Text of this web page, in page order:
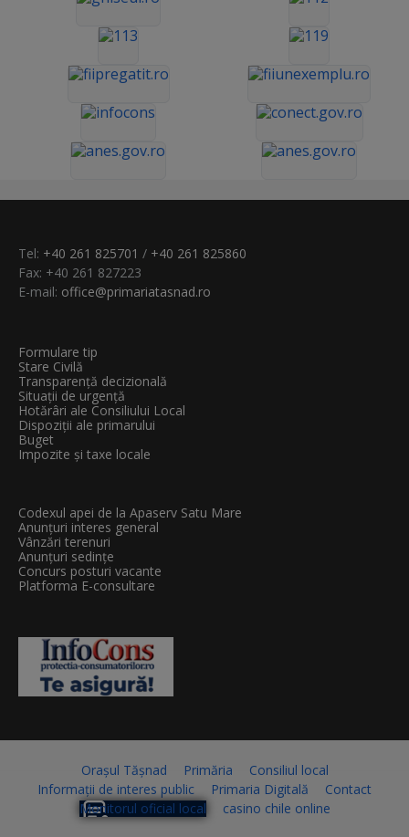
Tel: +40 261 825701 / +40 261 825860
Fax: +40 261 827223
E-mail: office@primariatasnad.ro
Formulare tip
Stare Civilă
Transparenţă decizională
Situații de urgență
Hotărâri ale Consiliului Local
Dispoziții ale primarului
Buget
Impozite și taxe locale
Codexul apei de la Apaserv Satu Mare
Anunțuri interes general
Vânzări terenuri
Anunțuri sedințe
Concurs posturi vacante
Platforma E-consultare
Orașul Tășnad Primăria
Consiliul local
Informații de interes public
Primaria Digitală
Contact
Monitorul oficial local
casino chile online